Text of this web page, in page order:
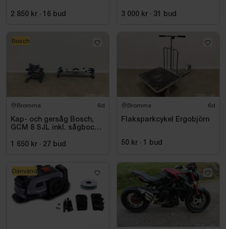
2 850 kr · 16 bud 3 000 kr · 31 bud
Bromma 6d
Kap- och gersåg Bosch,
GCM 8 SJL inkl. sågbock
1 650 kr · 27 bud
Bosch
Bromma 6d
Flaksparkcykel Ergobjörn
50 kr · 1 bud
Oanvänd